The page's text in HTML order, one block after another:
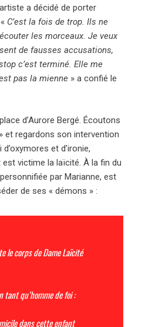
a décidé de porter
C’est la fois de trop. Ils ne
les morceaux. Je veux
de fausses accusations,
c’est terminé. Elle me
pas la mienne » a confié le
d’Aurore Bergé. Écoutons
» et regardons son intervention
d’oxymores et d’ironie,
victime la laïcité. À la fin du
par Marianne, est
de ses « démons » :
le corps de Dame Laïcité
tant qu’homme de foi :
dans cette enfant